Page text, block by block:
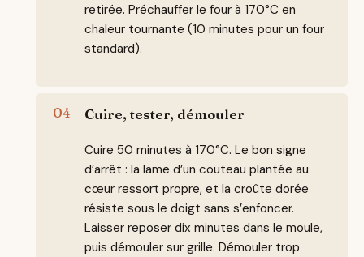
retirée. Préchauffer le four à 170°C en
chaleur tournante (10 minutes pour un four
standard).
Cuire, tester, démouler
Cuire 50 minutes à 170°C. Le bon signe
d’arrêt : la lame d’un couteau plantée au
cœur ressort propre, et la croûte dorée
résiste sous le doigt sans s’enfoncer.
Laisser reposer dix minutes dans le moule,
puis démouler sur grille. Démouler trop